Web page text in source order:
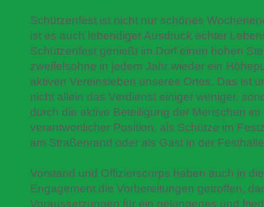
Schützenfest ist nicht nur schönes
ist es auch lebendiger Ausdruck echter
Schützenfest genießt im Dorf einen hohen
zweifelsohne in jedem Jahr wieder ein
aktiven Vereinsleben unseres Ortes. Das ist
nicht allein das Verdienst einiger weniger,
durch die aktive Beteiligung der Menschen im
verantwortlicher Position, als Schütze im
am Straßenrand oder als Gast in der
Vorstand und Offizierscorps haben auch in
Engagement die Vorbereitungen getroffen,
Voraussetzungen für ein gelungenes und